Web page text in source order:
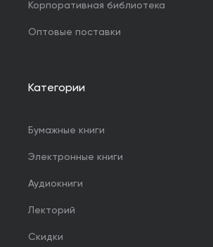
Корпоративная библиотека
Оптовые поставки
Категории
Бумажные книги
Электронные книги
Аудиокниги
Лекторий
Скидки